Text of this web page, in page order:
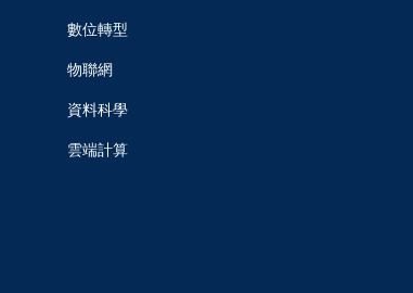
數位轉型
物聯網
資料科學
雲端計算